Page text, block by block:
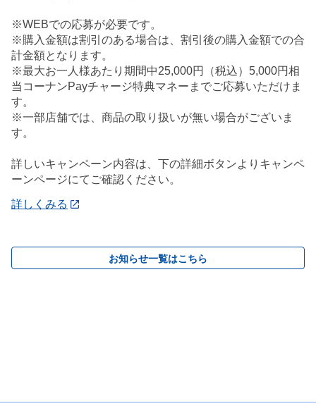
※WEBでの応募が必要です。
※購入金額は割引のある場合は、割引後の購入金額での合
計金額となります。
※最大お一人様あたり期間中25,000円（税込）5,000円相
当コーナンPayチャージ特典マネーまでご応募いただけま
す。
※一部店舗では、商品の取り扱いが無い場合がございま
す。
詳しいキャンペーン内容は、下の詳細ボタンよりキャンペ
ーンページにてご確認ください。
詳しくみる
お知らせ一覧はこちら